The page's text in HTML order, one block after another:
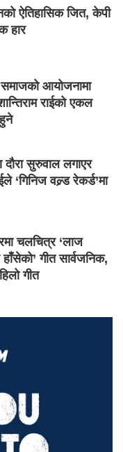
ऐतिहासिक जित, केपी
हार
आयोजनामा
राईको एकल
दौरा सुरुवाल लगाएर
‘गिनिज वल्र्ड रेकर्ड’मा
चलचित्र ‘लाज
गीत सार्वजनिक,
गीत